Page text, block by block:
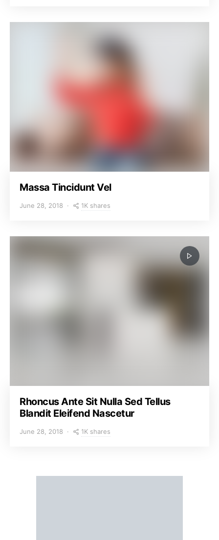
Massa Tincidunt Vel
June 28, 2018 1K shares
Rhoncus Ante Sit Nulla Sed Tellus
Blandit Eleifend Nascetur
June 28, 2018 1K shares